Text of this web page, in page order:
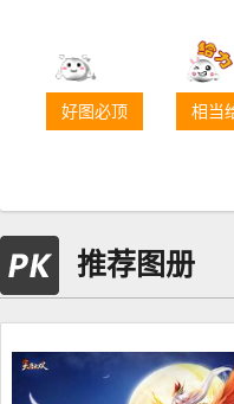
好图必顶 相当
推荐图册